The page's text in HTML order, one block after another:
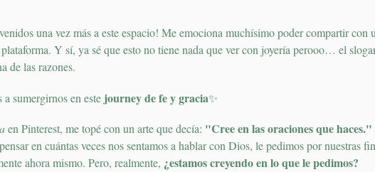
una vez más a este espacio! Me emociona muchísimo poder compartir
plataforma. Y sí, ya sé que esto no tiene nada que ver con joyería perooo… el
de las razones.
sumergirnos en este journey de fe y gracia✨
en Pinterest, me topé con un arte que decía: "Cree en las oraciones que haces."
en cuántas veces nos sentamos a hablar con Dios, le pedimos por nuestras
ahora mismo. Pero, realmente, ¿estamos creyendo en lo que le pedimos?